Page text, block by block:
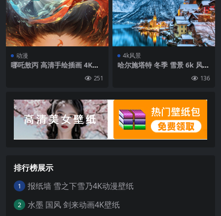
动漫
哪吒敖丙 高清手绘插画 4K手
251
4k风景
哈尔施塔特 冬季 雪景 6k 风景
136
排行榜展示
1 报纸墙 雪之下雪乃4K动漫壁纸
2 水墨 国风 剑来动画4K壁纸